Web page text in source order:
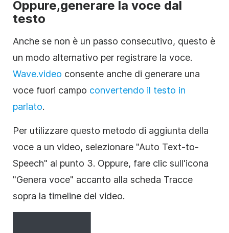
Oppure,generare la voce dal
testo
Anche se non è un passo consecutivo, questo è
un modo alternativo per registrare la voce.
Wave.video consente anche di generare una
voce fuori campo convertendo il testo in
parlato.
Per utilizzare questo metodo di aggiunta della
voce a un video, selezionare "Auto Text-to-
Speech" al punto 3. Oppure, fare clic sull'icona
"Genera voce" accanto alla scheda Tracce
sopra la timeline del video.